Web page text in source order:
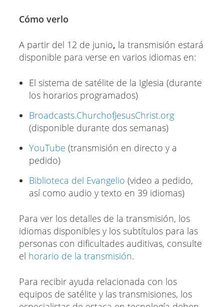
Cómo verlo
A partir del 12 de junio, la transmisión estará
disponible para verse en varios idiomas en:
El sistema de satélite de la Iglesia (durante
los horarios programados)
Broadcasts.ChurchofJesusChrist.org
(disponible durante dos semanas)
YouTube (transmisión en directo y a
pedido)
Biblioteca del Evangelio (video a pedido,
así como audio y texto en 39 idiomas)
Para ver los detalles de la transmisión, los
idiomas disponibles y los subtítulos para las
personas con dificultades auditivas, consulte
el horario de la transmisión.
Para recibir ayuda relacionada con los
equipos de satélite y las transmisiones, los